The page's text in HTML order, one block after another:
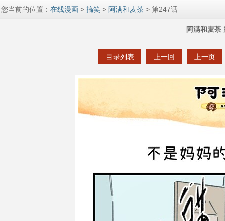
您当前的位置： 在线漫画 > 搞笑 > 阿满和麦茶 > 第247话
阿满和麦
目录列表 上一回 上一页